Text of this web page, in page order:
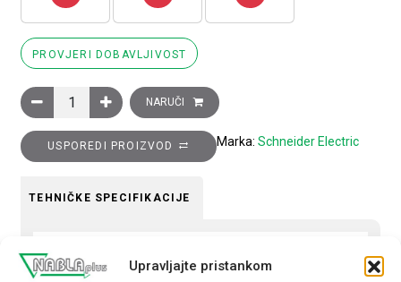
Upravljajte pristankom
PROVJERI DOBAVLJIVOST
Blok bijele lampice s kućištem odnosno spojnim prstenom i
NARUČI
USPOREDI PROIZVOD Marka: Schneider Electric
TEHNIČKE SPECIFIKACIJE
Bijela